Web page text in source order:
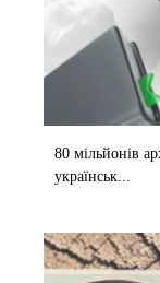
80 мільйонів
українськ...